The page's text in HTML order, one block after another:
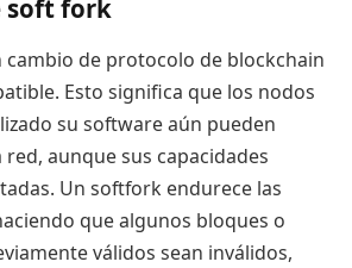
soft fork
de protocolo de blockchain
Esto significa que los nodos
su software aún pueden
aunque sus capacidades
Un softfork endurece las
que algunos bloques o
válidos sean inválidos,